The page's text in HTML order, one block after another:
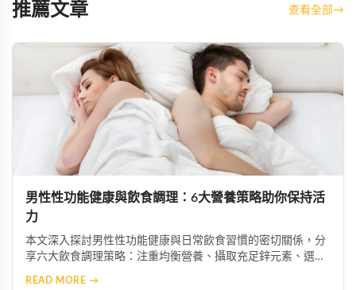
推薦文章 查看全部→
男性性功能健康與飲食調理：6大營養策略助你保持活
力
本文深入探討男性性功能健康與日常飲食習慣的密切關係，分
享六大飲食調理策略：注重均衡營養、攝取充足鋅元素、選擇
READ MORE →